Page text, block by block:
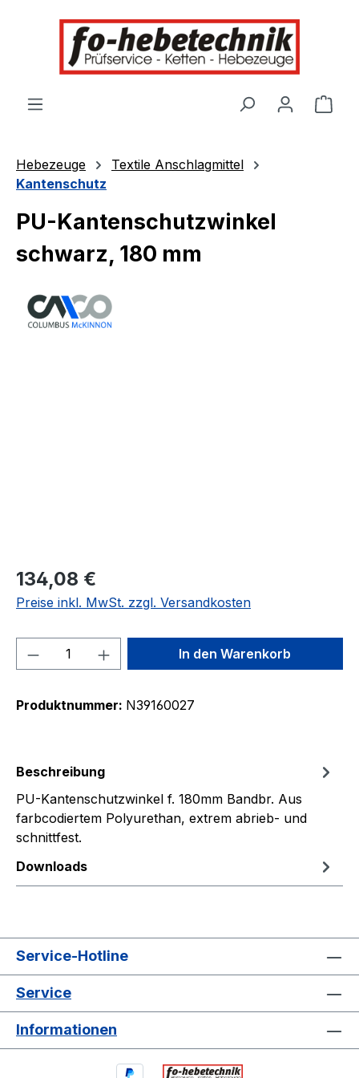
springen
Hebezeuge
Textile Anschlagmittel
Kantenschutz
PU-Kantenschutzwinkel
schwarz, 180 mm
134,08 €
Preise inkl. MwSt. zzgl. Versandkosten
Produkt Anzahl: Gib denIn den Warenkorb
Produktnummer: N39160027
Beschreibung
PU-Kantenschutzwinkel f. 180mm Bandbr. Aus
farbcodiertem Polyurethan, extrem abrieb- und
schnittfest.
Downloads
Service-Hotline
Service
Informationen